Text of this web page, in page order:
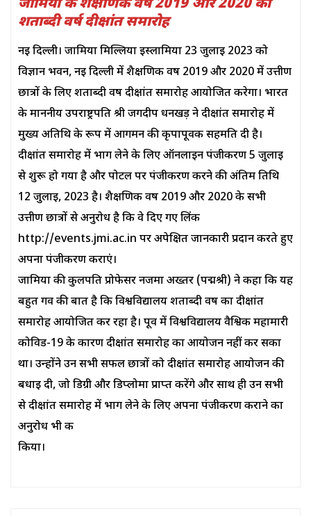
जामिया के शैक्षणिक वर्ष 2019 और 2020 का
शताब्दी वर्ष दीक्षांत समारोह
नई दिल्ली। जामिया मिल्लिया इस्लामिया 23 जुलाई 2023 को
विज्ञान भवन, नई दिल्ली में शैक्षणिक वर्ष 2019 और 2020 में उत्तीर्ण
छात्रों के लिए शताब्दी वर्ष दीक्षांत समारोह आयोजित करेगा। भारत
के माननीय उपराष्ट्रपति श्री जगदीप धनखड़ ने दीक्षांत समारोह में
मुख्य अतिथि के रूप में आगमन की कृपापूर्वक सहमति दी है।
दीक्षांत समारोह में भाग लेने के लिए ऑनलाइन पंजीकरण 5 जुलाई
से शुरू हो गया है और पोर्टल पर पंजीकरण करने की अंतिम तिथि
12 जुलाई, 2023 है। शैक्षणिक वर्ष 2019 और 2020 के सभी
उत्तीर्ण छात्रों से अनुरोध है कि वे दिए गए लिंक
http://events.jmi.ac.in पर अपेक्षित जानकारी प्रदान करते हुए
अपना पंजीकरण कराएं।
जामिया की कुलपति प्रोफेसर नजमा अख्तर (पद्मश्री) ने कहा कि यह
बहुत गर्व की बात है कि विश्वविद्यालय शताब्दी वर्ष का दीक्षांत
समारोह आयोजित कर रहा है। पूर्व में विश्वविद्यालय वैश्विक महामारी
कोविड-19 के कारण दीक्षांत समारोह का आयोजन नहीं कर सका
था। उन्होंने उन सभी सफल छात्रों को दीक्षांत समारोह आयोजन की
बधाई दी, जो डिग्री और डिप्लोमा प्राप्त करेंगे और साथ ही उन सभी
से दीक्षांत समारोह में भाग लेने के लिए अपना पंजीकरण कराने का
अनुरोध भी क
किया।